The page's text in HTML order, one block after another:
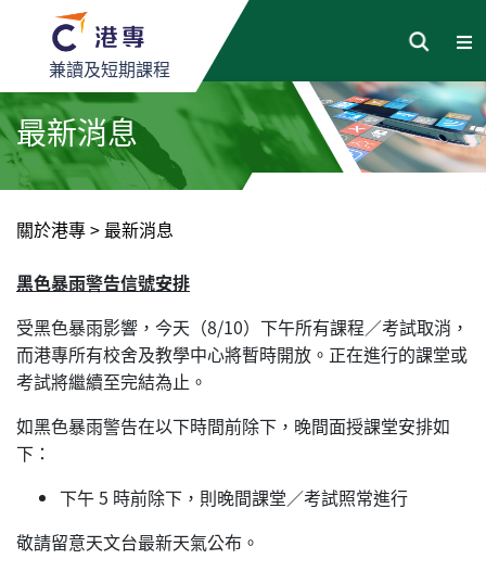
兼讀及短期課程
最新消息
關於港專> 最新消息
黑色暴雨警告信號安排
受黑色暴雨影響，今天（8/10）下午所有課程／考試取消，
而港專所有校舍及教學中心將暫時開放。正在進行的課堂或
考試將繼續至完結為止。
如黑色暴雨警告在以下時間前除下，晚間面授課堂安排如
下：
下午 5 時前除下，則晚間課堂／考試照常進行
敬請留意天文台最新天氣公布。